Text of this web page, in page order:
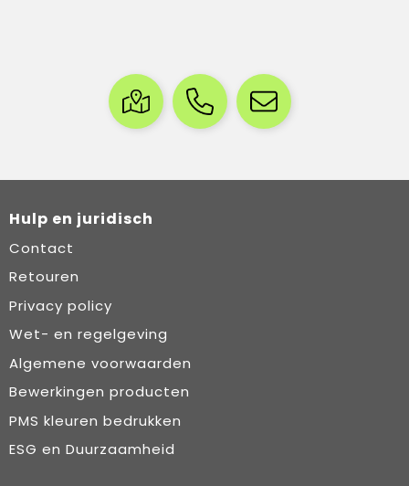
Hulp en juridisch
Contact
Retouren
Privacy policy
Wet- en regelgeving
Algemene voorwaarden
Bewerkingen producten
PMS kleuren bedrukken
ESG en Duurzaamheid